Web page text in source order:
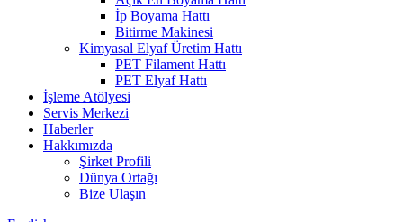
İp Boyama Hattı
Bitirme Makinesi
Kimyasal Elyaf Üretim Hattı
PET Filament Hattı
PET Elyaf Hattı
İşleme Atölyesi
Servis Merkezi
Haberler
Hakkımızda
Şirket Profili
Dünya Ortağı
Bize Ulaşın